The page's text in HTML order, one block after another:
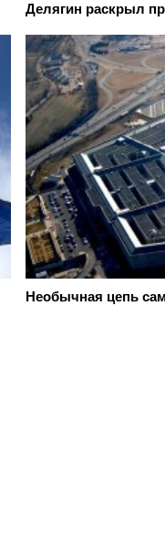
Делягин раскрыл
Необычная цепь